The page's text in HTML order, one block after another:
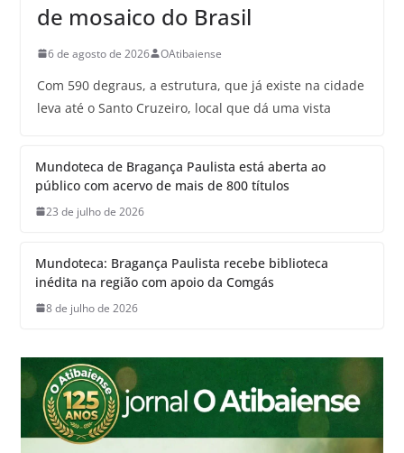
de mosaico do Brasil
6 de agosto de 2026 OAtibaiense
Com 590 degraus, a estrutura, que já existe na cidade
leva até o Santo Cruzeiro, local que dá uma vista
Mundoteca de Bragança Paulista está aberta ao
público com acervo de mais de 800 títulos
23 de julho de 2026
Mundoteca: Bragança Paulista recebe biblioteca
inédita na região com apoio da Comgás
8 de julho de 2026